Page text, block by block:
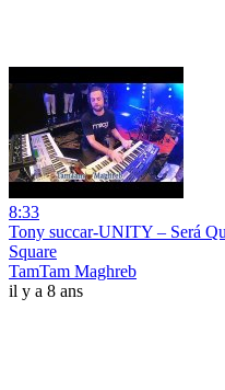
8:33
Tony succar-UNITY – Será
Square
TamTam Maghreb
il y a 8 ans